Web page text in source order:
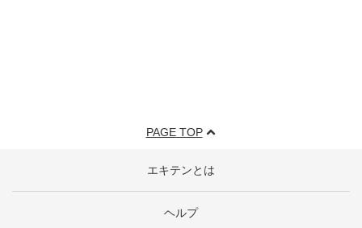
PAGE TOP
エキテンとは
ヘルプ